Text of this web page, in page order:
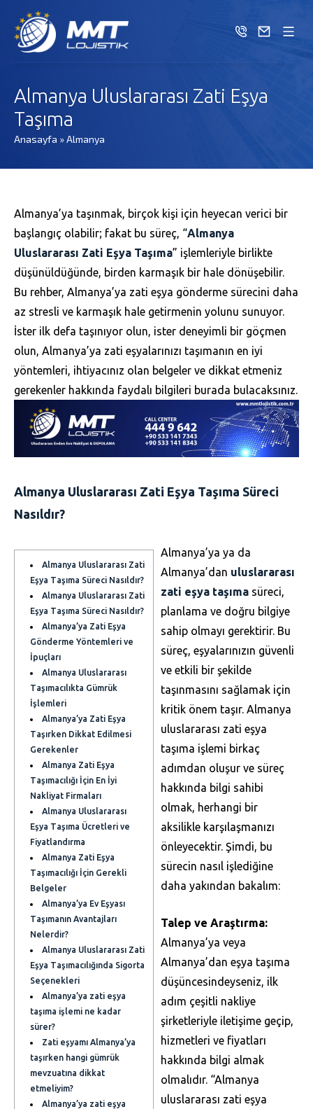
Almanya Uluslararası Zati Eşya
Taşıma
Anasayfa »Almanya
Almanya’ya taşınmak, birçok kişi için heyecan verici bir
başlangıç olabilir; fakat bu süreç, “Almanya
Uluslararası Zati Eşya Taşıma” işlemleriyle birlikte
düşünüldüğünde, birden karmaşık bir hale dönüşebilir.
Bu rehber, Almanya’ya zati eşya gönderme sürecini daha
az stresli ve karmaşık hale getirmenin yolunu sunuyor.
İster ilk defa taşınıyor olun, ister deneyimli bir göçmen
olun, Almanya’ya zati eşyalarınızı taşımanın en iyi
yöntemleri, ihtiyacınız olan belgeler ve dikkat etmeniz
gerekenler hakkında faydalı bilgileri burada bulacaksınız.
Almanya Uluslararası Zati Eşya Taşıma Süreci
Nasıldır?
Almanya Uluslararası Zati
Eşya Taşıma Süreci Nasıldır?
Almanya Uluslararası Zati
Eşya Taşıma Süreci Nasıldır?
Almanya’ya Zati Eşya
Gönderme Yöntemleri ve
İpuçları
Almanya Uluslararası
Taşımacılıkta Gümrük
İşlemleri
Almanya’ya Zati Eşya
Taşırken Dikkat Edilmesi
Gerekenler
Almanya Zati Eşya
Taşımacılığı İçin En İyi
Nakliyat Firmaları
Almanya Uluslararası
Eşya Taşıma Ücretleri ve
Fiyatlandırma
Almanya Zati Eşya
Taşımacılığı İçin Gerekli
Belgeler
Almanya’ya Ev Eşyası
Taşımanın Avantajları
Nelerdir?
Almanya Uluslararası Zati
Eşya Taşımacılığında Sigorta
Seçenekleri
Almanya’ya zati eşya
taşıma işlemi ne kadar
sürer?
Zati eşyamı Almanya’ya
taşırken hangi gümrük
mevzuatına dikkat
etmeliyim?
Almanya’ya zati eşya
Almanya’ya ya da
Almanya’dan uluslararası
zati eşya taşıma süreci,
planlama ve doğru bilgiye
sahip olmayı gerektirir. Bu
süreç, eşyalarınızın güvenli
ve etkili bir şekilde
taşınmasını sağlamak için
kritik önem taşır. Almanya
uluslararası zati eşya
taşıma işlemi birkaç
adımdan oluşur ve süreç
hakkında bilgi sahibi
olmak, herhangi bir
aksilikle karşılaşmanızı
önleyecektir. Şimdi, bu
sürecin nasıl işlediğine
daha yakından bakalım:
Talep ve Araştırma:
Almanya’ya veya
Almanya’dan eşya taşıma
düşüncesindeyseniz, ilk
adım çeşitli nakliye
şirketleriyle iletişime geçip,
hizmetleri ve fiyatları
hakkında bilgi almak
olmalıdır. “Almanya
uluslararası zati eşya